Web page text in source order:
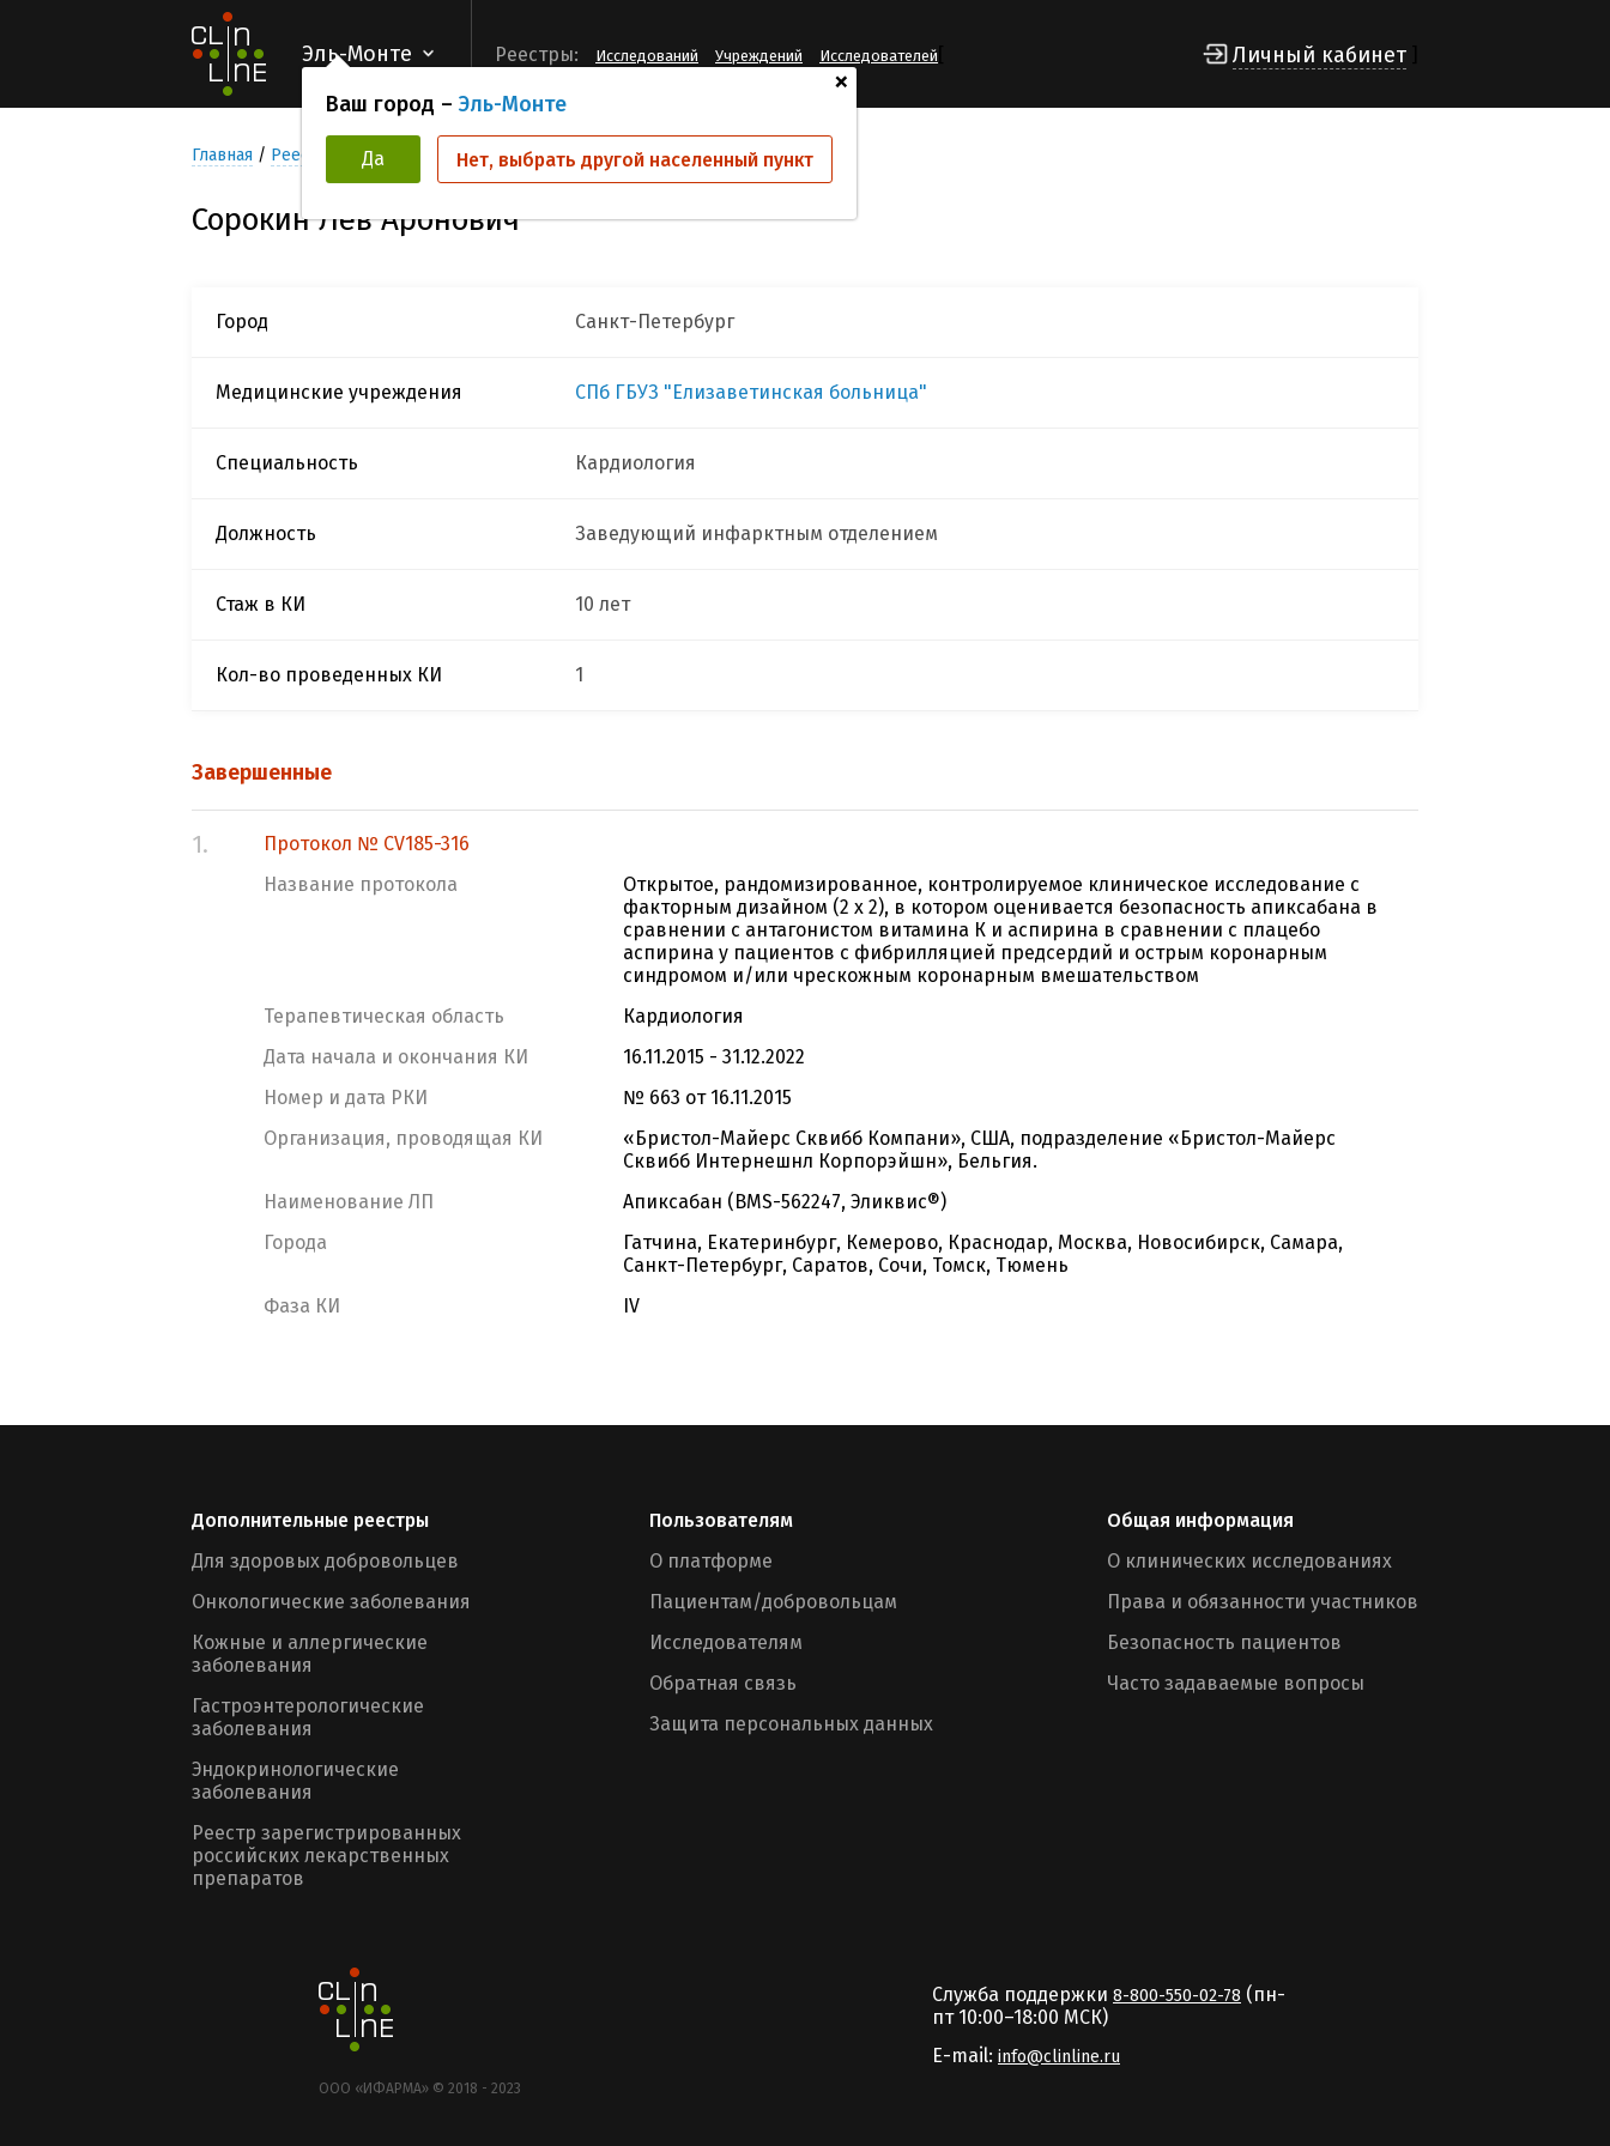
Эль-Монте
+
Ваш город – Эль-Монте
Да Нет, выбрать другой населенный пункт
Реестры: Исследований Учреждений Исследователей Личный кабинет
Главная Реестр Исследователей Сорокин Лев Аронович
Сорокин Лев Аронович
Город Санкт-Петербург
Медицинские учреждения СПб ГБУЗ "Елизаветинская больница"
Специальность Кардиология
Должность Заведующий инфарктным отделением
Стаж в КИ 10 лет
Кол-во проведенных КИ 1
Завершенные
1.
Протокол № CV185-316
Название протокола
Открытое, рандомизированное, контролируемое клиническое исследование с
факторным дизайном (2 х 2), в котором оценивается безопасность апиксабана в
сравнении с антагонистом витамина К и аспирина в сравнении с плацебо
аспирина у пациентов с фибрилляцией предсердий и острым коронарным
синдромом и/или чрескожным коронарным вмешательством
Терапевтическая область
Кардиология
Дата начала и окончания КИ
16.11.2015 - 31.12.2022
Номер и дата РКИ
№ 663 от 16.11.2015
Организация, проводящая КИ
«Бристол-Майерс Сквибб Компани», США, подразделение «Бристол-Майерс
Сквибб Интернешнл Корпорэйшн», Бельгия.
Наименование ЛП
Апиксабан (BMS-562247, Эликвис®)
Города
Гатчина, Екатеринбург, Кемерово, Краснодар, Москва, Новосибирск, Самара,
Санкт-Петербург, Саратов, Сочи, Томск, Тюмень
Фаза КИ
IV
Дополнительные реестры
Для здоровых добровольцев
Онкологические заболевания
Кожные и аллергические
заболевания
Гастроэнтерологические
заболевания
Эндокринологические
заболевания
Реестр зарегистрированных
российских лекарственных
препаратов
Пользователям
О платформе
Пациентам/добровольцам
Исследователям
Обратная связь
Защита персональных данных
Общая информация
О клинических исследованиях
Права и обязанности участников
Безопасность пациентов
Часто задаваемые вопросы
ООО «ИФАРМА» © 2018 - 2023
Служба поддержки 8-800-550-02-78 (пн-
пт 10:00–18:00 MCК)
E-mail: info@clinline.ru